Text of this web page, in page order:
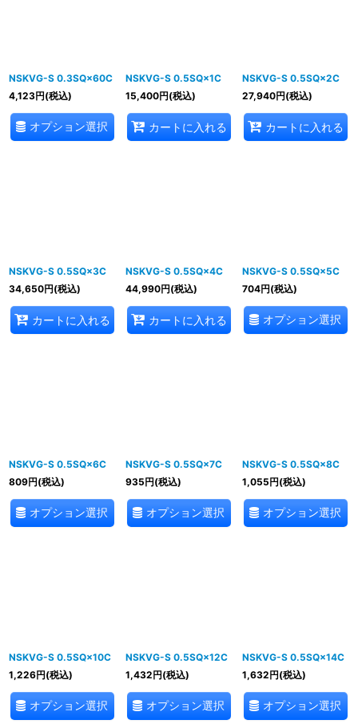
NSKVG-S 0.3SQ×60C
4,123円(税込)
オプション選択
NSKVG-S 0.5SQ×1C
15,400円(税込)
カートに入れる
NSKVG-S 0.5SQ×2C
27,940円(税込)
カートに入れる
NSKVG-S 0.5SQ×3C
34,650円(税込)
カートに入れる
NSKVG-S 0.5SQ×4C
44,990円(税込)
カートに入れる
NSKVG-S 0.5SQ×5C
704円(税込)
オプション選択
NSKVG-S 0.5SQ×6C
809円(税込)
オプション選択
NSKVG-S 0.5SQ×7C
935円(税込)
オプション選択
NSKVG-S 0.5SQ×8C
1,055円(税込)
オプション選択
NSKVG-S 0.5SQ×10C
1,226円(税込)
オプション選択
NSKVG-S 0.5SQ×12C
1,432円(税込)
オプション選択
NSKVG-S 0.5SQ×14C
1,632円(税込)
オプション選択